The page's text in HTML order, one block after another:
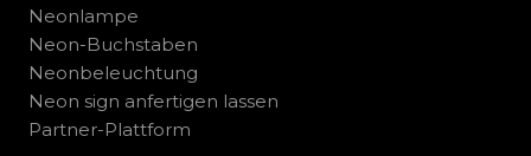
Neonlampe
Neon-Buchstaben
Neonbeleuchtung
Neon sign anfertigen lassen
Partner-Plattform